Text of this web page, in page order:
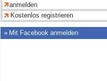
Kostenlos registrieren
Mit Facebook anmelden